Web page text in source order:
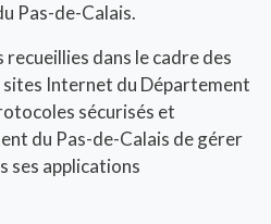
Pas-de-Calais.
recueillies dans le cadre des
sites Internet du Département
sécurisés et
du Pas-de-Calais de gérer
ses applications